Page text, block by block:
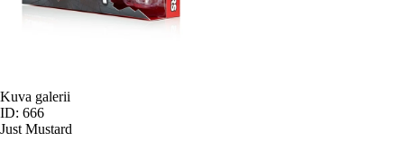
Kuva galerii
ID: 666
Just Mustard